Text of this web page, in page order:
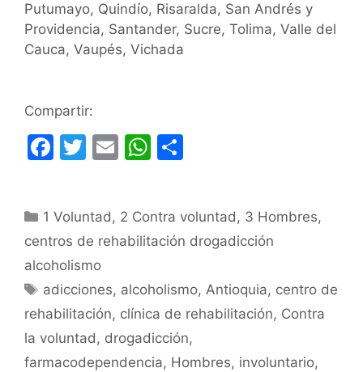
Putumayo, Quindío, Risaralda, San Andrés y
Providencia, Santander, Sucre, Tolima, Valle del
Cauca, Vaupés, Vichada
Compartir:
F
e
b
o
o
k
T
er
E
l
W
s
A
p
p
p
ar
Categorías
1 Voluntad, 2 Contra voluntad, 3 Hombres,
centros de rehabilitación drogadicción
alcoholismo
Etiquetas
adicciones, alcoholismo,Antioquia, centro de
rehabilitación, clínica de rehabilitación, Contra
la voluntad, drogadicción,
farmacodependencia, Hombres, involuntario,